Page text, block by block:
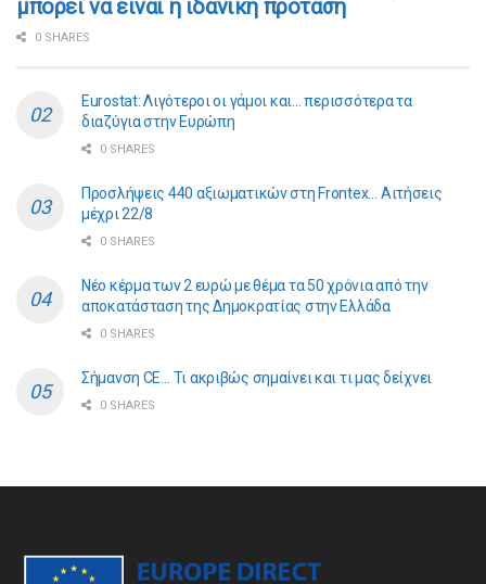
μπορεί να είναι η ιδανική πρόταση
0 SHARES
Eurostat: Λιγότεροι οι γάμοι και… περισσότερα τα
διαζύγια στην Ευρώπη
0 SHARES
Προσλήψεις 440 αξιωματικών στη Frontex… Αιτήσεις
μέχρι 22/8
0 SHARES
Νέο κέρμα των 2 ευρώ με θέμα τα 50 χρόνια από την
αποκατάσταση της Δημοκρατίας στην Ελλάδα
0 SHARES
Σήμανση CE… Τι ακριβώς σημαίνει και τι μας δείχνει
0 SHARES